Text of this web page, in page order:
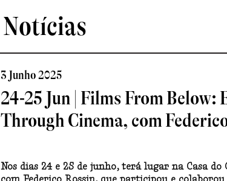
Notícias
3 Junho 2025
24-25 Jun | Films From Below:
Through Cinema, com
Nos dias 24 e 25 de junho, terá lugar na Casa